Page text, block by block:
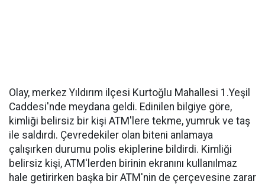
Olay, merkez Yıldırım ilçesi Kurtoğlu Mahallesi 1.Yeşil
Caddesi'nde meydana geldi. Edinilen bilgiye göre,
kimliği belirsiz bir kişi ATM'lere tekme, yumruk ve taş
ile saldırdı. Çevredekiler olan biteni anlamaya
çalışırken durumu polis ekiplerine bildirdi. Kimliği
belirsiz kişi, ATM'lerden birinin ekranını kullanılmaz
hale getirirken başka bir ATM'nin de çerçevesine zarar